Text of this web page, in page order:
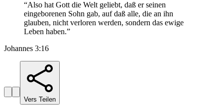
“Also hat Gott die Welt geliebt, daß er seinen
eingeborenen Sohn gab, auf daß alle, die an ihn
glauben, nicht verloren werden, sondern das ewige
Leben haben.”
Johannes 3:16
Vers Teilen